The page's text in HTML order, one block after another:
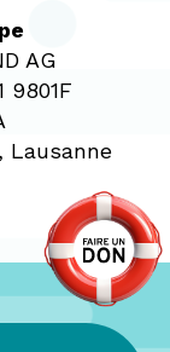
AG
9801F
Lausanne